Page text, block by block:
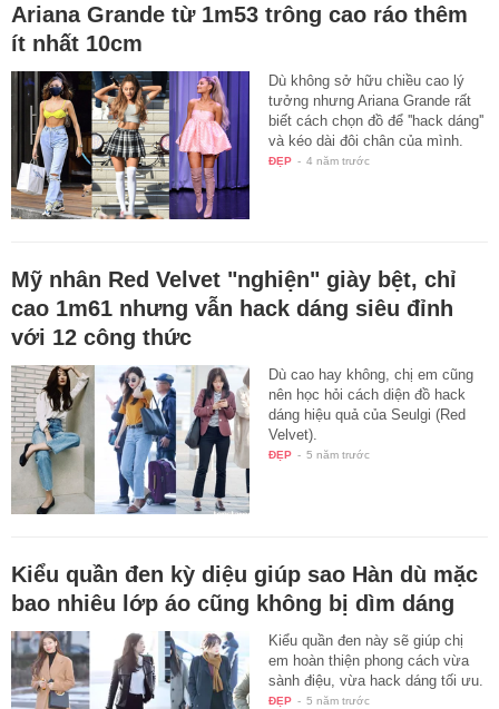
Ariana Grande từ 1m53 trông cao ráo thêm
ít nhất 10cm
Dù không sở hữu chiều cao lý
tưởng nhưng Ariana Grande rất
biết cách chọn đồ để ''hack dáng''
và kéo dài đôi chân của mình.
ĐẸP - 4 năm trước
Mỹ nhân Red Velvet "nghiện" giày bệt, chỉ
cao 1m61 nhưng vẫn hack dáng siêu đỉnh
với 12 công thức
Dù cao hay không, chị em cũng
nên học hỏi cách diện đồ hack
dáng hiệu quả của Seulgi (Red
Velvet).
ĐẸP - 5 năm trước
Kiểu quần đen kỳ diệu giúp sao Hàn dù mặc
bao nhiêu lớp áo cũng không bị dìm dáng
Kiểu quần đen này sẽ giúp chị
em hoàn thiện phong cách vừa
sành điệu, vừa hack dáng tối ưu.
ĐẸP - 5 năm trước